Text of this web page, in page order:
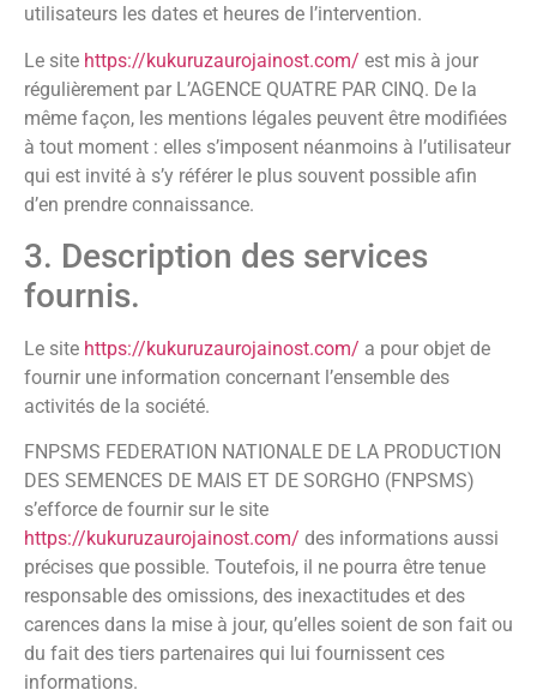
utilisateurs les dates et heures de l’intervention.
Le site https://kukuruzaurojainost.com/ est mis à jour
régulièrement par L’AGENCE QUATRE PAR CINQ. De la
même façon, les mentions légales peuvent être modifiées
à tout moment : elles s’imposent néanmoins à l’utilisateur
qui est invité à s’y référer le plus souvent possible afin
d’en prendre connaissance.
3. Description des services
fournis.
Le site https://kukuruzaurojainost.com/ a pour objet de
fournir une information concernant l’ensemble des
activités de la société.
FNPSMS FEDERATION NATIONALE DE LA PRODUCTION
DES SEMENCES DE MAIS ET DE SORGHO (FNPSMS)
s’efforce de fournir sur le site
https://kukuruzaurojainost.com/ des informations aussi
précises que possible. Toutefois, il ne pourra être tenue
responsable des omissions, des inexactitudes et des
carences dans la mise à jour, qu’elles soient de son fait ou
du fait des tiers partenaires qui lui fournissent ces
informations.